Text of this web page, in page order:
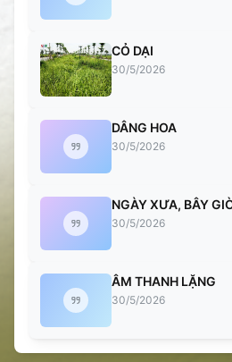
CỎ DẠI
30/5/2026
DÂNG HOA
30/5/2026
NGÀY XƯA, BÂY
30/5/2026
ÂM THANH LẶNG
30/5/2026